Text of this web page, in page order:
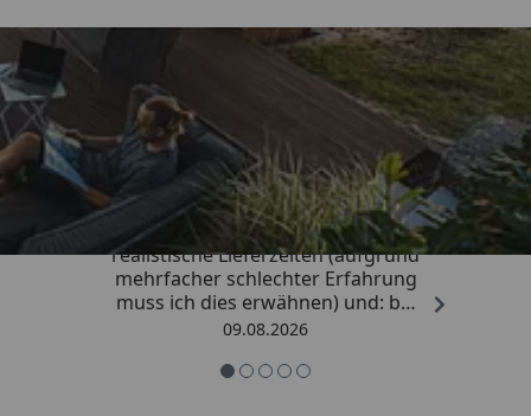
Trusted Shops
4,81/ 5
„Sehr gute Qualitäts-Markenware,
realistische Lieferzeiten (aufgrund
mehrfacher schlechter Erfahrung
muss ich dies erwähnen) und: bei
Kritik kommt die Antwort
Menschen mit Verstand und nicht
09.08.2026